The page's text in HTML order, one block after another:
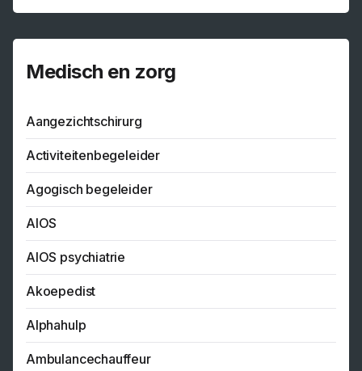
Medisch en zorg
Aangezichtschirurg
Activiteitenbegeleider
Agogisch begeleider
AIOS
AIOS psychiatrie
Akoepedist
Alphahulp
Ambulancechauffeur